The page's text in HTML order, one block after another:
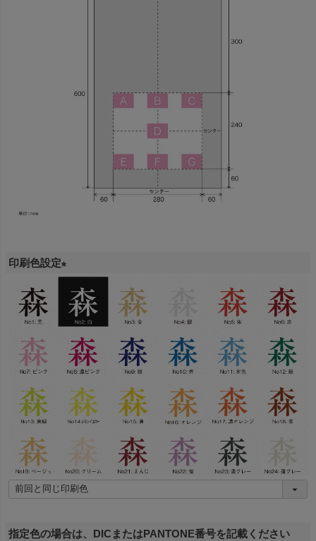
印刷色設定
必
須
指定色の場合は、DICまたはPANTONE番号を記載ください